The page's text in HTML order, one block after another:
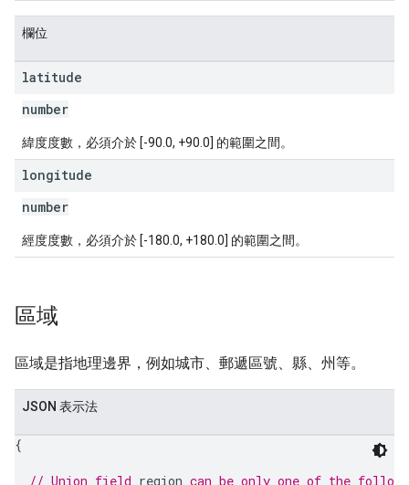
欄位
latitude
number
緯度度數，必須介於 [-90.0, +90.0] 的範圍之間。
longitude
number
經度度數，必須介於 [-180.0, +180.0] 的範圍之間。
區域
區域是指地理邊界，例如城市、郵遞區號、縣、州等。
JSON 表示法
{
// Union field region can be only one of the